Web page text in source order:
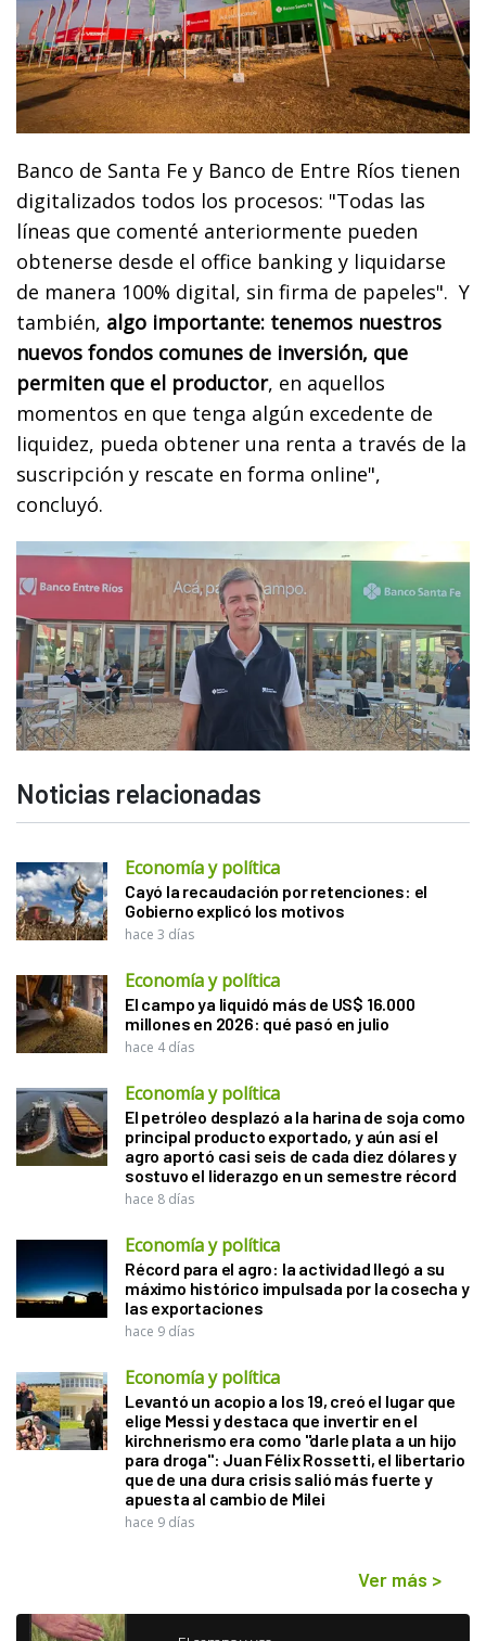
Banco de Santa Fe y Banco de Entre Ríos tienen
digitalizados todos los procesos: "Todas las
líneas que comenté anteriormente pueden
obtenerse desde el office banking y liquidarse
de manera 100% digital, sin firma de papeles". Y
también, algo importante: tenemos nuestros
nuevos fondos comunes de inversión, que
permiten que el productor, en aquellos
momentos en que tenga algún excedente de
liquidez, pueda obtener una renta a través de la
suscripción y rescate en forma online",
concluyó.
Noticias relacionadas
Economía y política
Cayó la recaudación por retenciones: el
Gobierno explicó los motivos
hace 3 días
Economía y política
El campo ya liquidó más de US$ 16.000
millones en 2026: qué pasó en julio
hace 4 días
Economía y política
El petróleo desplazó a la harina de soja como
principal producto exportado, y aún así el
agro aportó casi seis de cada diez dólares y
sostuvo el liderazgo en un semestre récord
hace 8 días
Economía y política
Récord para el agro: la actividad llegó a su
máximo histórico impulsada por la cosecha y
las exportaciones
hace 9 días
Economía y política
Levantó un acopio a los 19, creó el lugar que
elige Messi y destaca que invertir en el
kirchnerismo era como "darle plata a un hijo
para droga": Juan Félix Rossetti, el libertario
que de una dura crisis salió más fuerte y
apuesta al cambio de Milei
hace 9 días
Ver más >